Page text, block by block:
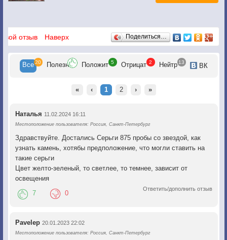
Отзывы
отзыв Наверх Поделиться…
Все 20 Полезн Положит 5 Отрицат 2 Нейтр 13 ВК
« ‹ 1 2 › »
Наталья 11.02.2024 16:11
Местоположение пользователя: Россия, Санкт-Петербург
Здравствуйте. Достались Серьги 875 пробы со звездой, как
узнать камень, хотябы предположение, что могли ставить на
такие серьги
Цвет желто-зеленый, то светлее, то темнее, зависит от
освещения
Ответить/дополнить отзыв
7 0
Pavelep 20.01.2023 22:02
Местоположение пользователя: Россия, Санкт-Петербург